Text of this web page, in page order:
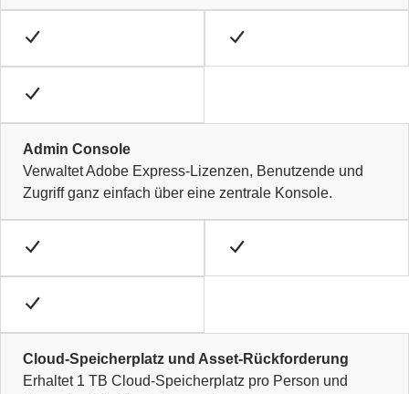
Admin Console
Verwaltet Adobe Express-Lizenzen, Benutzende und
Zugriff ganz einfach über eine zentrale Konsole.
Cloud-Speicherplatz und Asset-Rückforderung
Erhaltet 1 TB Cloud-Speicherplatz pro Person und